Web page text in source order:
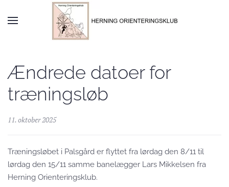
Skip to main content
Ændrede datoer for
træningsløb
11. oktober 2025
Træningsløbet i Palsgård er flyttet fra lørdag den 8/11 til
lørdag den 15/11 samme banelægger Lars Mikkelsen fra
Herning Orienteringsklub.